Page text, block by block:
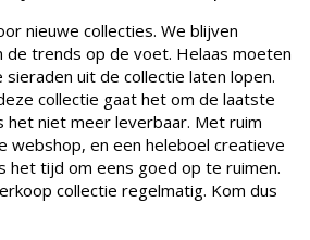
nieuwe collecties. We blijven
de trends op de voet. Helaas moeten
uit de collectie laten lopen.
collectie gaat het om de laatste
het niet meer leverbaar. Met ruim
webshop, en een heleboel creatieve
het tijd om eens goed op te ruimen.
collectie regelmatig. Kom dus